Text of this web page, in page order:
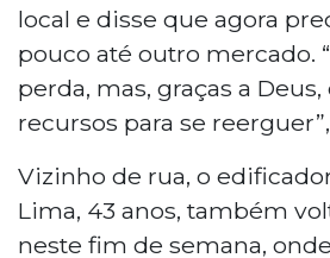
local e disse que agora
pouco até outro mercado.
perda, mas, graças a
recursos para se
Vizinho de rua, o
Lima, 43 anos, também
neste fim de semana,